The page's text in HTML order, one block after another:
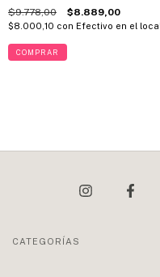
$9.778,00 $8.889,00
$8.000,10 con Efectivo en el local
COMPRAR
CATEGORÍAS